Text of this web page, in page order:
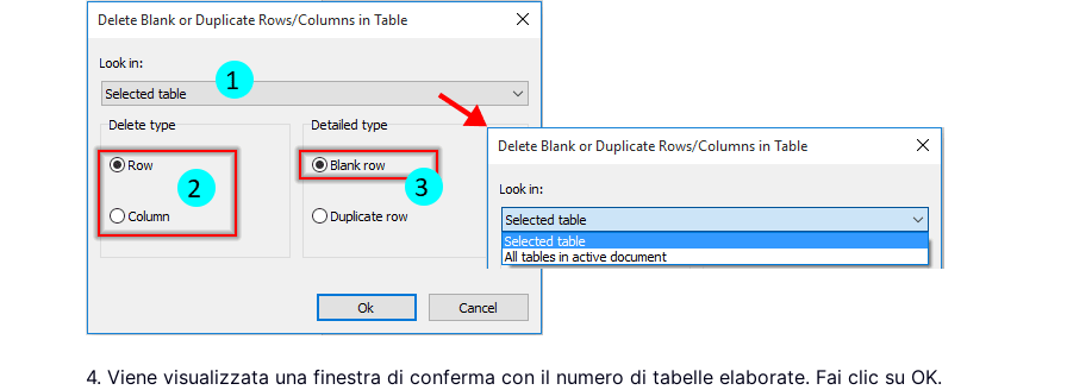
4. Viene visualizzata una finestra di conferma con il numero di tabelle elaborate. Fai clic su OK.